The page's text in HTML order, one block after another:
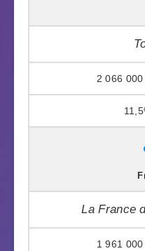
2 066 000
La France
1 961 000